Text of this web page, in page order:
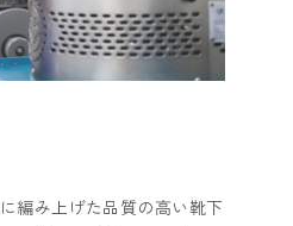
編み上げた品質の高い靴下